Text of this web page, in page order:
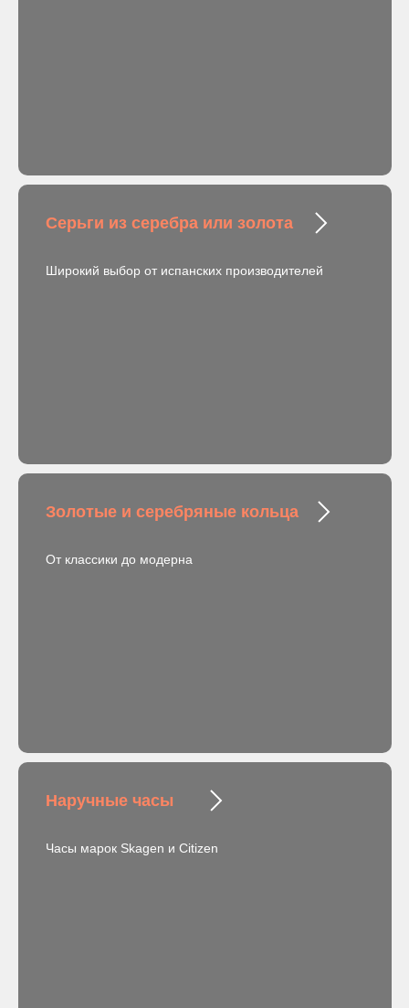
Серьги из серебра или золота
Широкий выбор от испанских производителей
Золотые и серебряные кольца
От классики до модерна
Наручные часы
Часы марок Skagen и Citizen